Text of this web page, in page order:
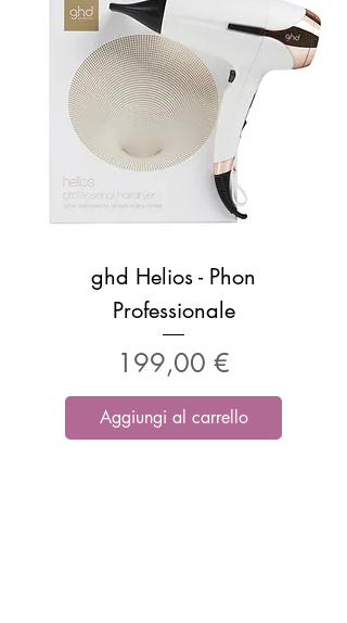
ghd Helios - Phon
Professionale
Prezzo
199,00 €
Aggiungi al carrello